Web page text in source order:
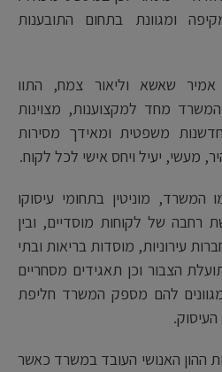
ומגוונת בתחום התובענות
שאשא וליאור צמח, התוו
מחד למקצוענות, מצוינות
משפטית ומאידך מסירות
מעשי, יעיל ויחס אישי לכל לקוח.
מוניטין בתחומי עיסוקו
רחבה של לקוחות מוסדיים, ובין
עירוניות, מוסדות בריאות ובתי
הצבור וכן תאגידים מסחריים
להם מספק המשרד חליפת
ההון האנושי העובד במשרד כאשר